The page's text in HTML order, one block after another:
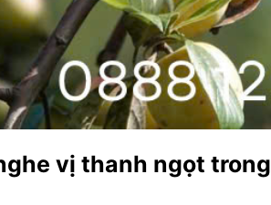
vị thanh ngọt